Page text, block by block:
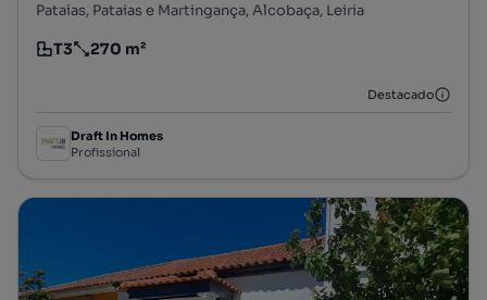
Pataias, Pataias e Martingança, Alcobaça, Leiria
Tipologia
T3
Preço por metro quadrado
270 m²
Destacado
Draft In Homes
Profissional